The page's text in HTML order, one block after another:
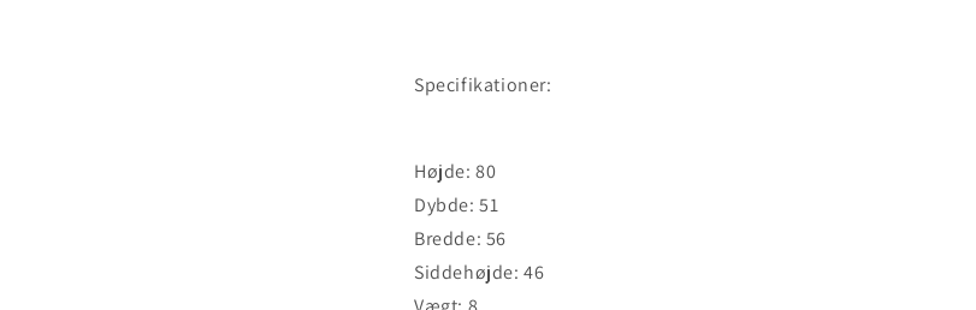
Specifikationer:
Højde: 80
Dybde: 51
Bredde: 56
Siddehøjde: 46